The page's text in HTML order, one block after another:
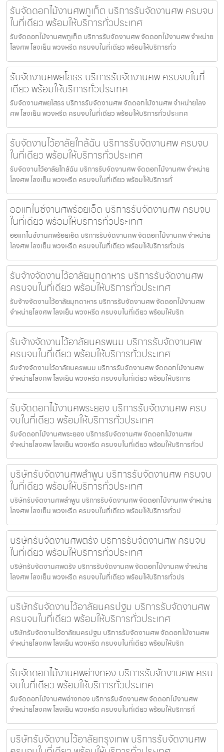
รับจัดดอกไม้งานศพภูเก็ต บริการรับจัดงานศพ ครบจบ
ในที่เดียว พร้อมให้บริการทั่วประเทศ
รับจัดดอกไม้งานศพภูเก็ต บริการรับจัดงานศพ จัดดอกไม้งานศพ จำหน่าย
โลงศพ โลงเย็น พวงหรีด ครบจบในที่เดียว พร้อมให้บริการทั่ว
รับจัดงานศพยโสธร บริการรับจัดงานศพ ครบจบในที่
เดียว พร้อมให้บริการทั่วประเทศ
รับจัดงานศพยโสธร บริการรับจัดงานศพ จัดดอกไม้งานศพ จำหน่ายโลง
ศพ โลงเย็น พวงหรีด ครบจบในที่เดียว พร้อมให้บริการทั่วประเทศ
รับจัดงานไว้อาลัยใกล้ฉัน บริการรับจัดงานศพ ครบจบ
ในที่เดียว พร้อมให้บริการทั่วประเทศ
รับจัดงานไว้อาลัยใกล้ฉัน บริการรับจัดงานศพ จัดดอกไม้งานศพ จำหน่าย
โลงศพ โลงเย็น พวงหรีด ครบจบในที่เดียว พร้อมให้บริการทั่
ออแกไนซ์งานศพร้อยเอ็ด บริการรับจัดงานศพ ครบจบ
ในที่เดียว พร้อมให้บริการทั่วประเทศ
ออแกไนซ์งานศพร้อยเอ็ด บริการรับจัดงานศพ จัดดอกไม้งานศพ จำหน่าย
โลงศพ โลงเย็น พวงหรีด ครบจบในที่เดียว พร้อมให้บริการทั่วปร
รับจ้างจัดงานไว้อาลัยมุกดาหาร บริการรับจัดงานศพ
ครบจบในที่เดียว พร้อมให้บริการทั่วประเทศ
รับจ้างจัดงานไว้อาลัยมุกดาหาร บริการรับจัดงานศพ จัดดอกไม้งานศพ
จำหน่ายโลงศพ โลงเย็น พวงหรีด ครบจบในที่เดียว พร้อมให้บริก
รับจ้างจัดงานไว้อาลัยนครพนม บริการรับจัดงานศพ
ครบจบในที่เดียว พร้อมให้บริการทั่วประเทศ
รับจ้างจัดงานไว้อาลัยนครพนม บริการรับจัดงานศพ จัดดอกไม้งานศพ
จำหน่ายโลงศพ โลงเย็น พวงหรีด ครบจบในที่เดียว พร้อมให้บริการ
รับจัดดอกไม้งานศพระยอง บริการรับจัดงานศพ ครบ
จบในที่เดียว พร้อมให้บริการทั่วประเทศ
รับจัดดอกไม้งานศพระยอง บริการรับจัดงานศพ จัดดอกไม้งานศพ
จำหน่ายโลงศพ โลงเย็น พวงหรีด ครบจบในที่เดียว พร้อมให้บริการทั่วป
บริษัทรับจัดงานศพลำพูน บริการรับจัดงานศพ ครบจบ
ในที่เดียว พร้อมให้บริการทั่วประเทศ
บริษัทรับจัดงานศพลำพูน บริการรับจัดงานศพ จัดดอกไม้งานศพ จำหน่าย
โลงศพ โลงเย็น พวงหรีด ครบจบในที่เดียว พร้อมให้บริการทั่วป
บริษัทรับจัดงานศพตรัง บริการรับจัดงานศพ ครบจบ
ในที่เดียว พร้อมให้บริการทั่วประเทศ
บริษัทรับจัดงานศพตรัง บริการรับจัดงานศพ จัดดอกไม้งานศพ จำหน่าย
โลงศพ โลงเย็น พวงหรีด ครบจบในที่เดียว พร้อมให้บริการทั่วปร
บริษัทรับจัดงานไว้อาลัยนครปฐม บริการรับจัดงานศพ
ครบจบในที่เดียว พร้อมให้บริการทั่วประเทศ
บริษัทรับจัดงานไว้อาลัยนครปฐม บริการรับจัดงานศพ จัดดอกไม้งานศพ
จำหน่ายโลงศพ โลงเย็น พวงหรีด ครบจบในที่เดียว พร้อมให้บริก
รับจัดดอกไม้งานศพอ่างทอง บริการรับจัดงานศพ ครบ
จบในที่เดียว พร้อมให้บริการทั่วประเทศ
รับจัดดอกไม้งานศพอ่างทอง บริการรับจัดงานศพ จัดดอกไม้งานศพ
จำหน่ายโลงศพ โลงเย็น พวงหรีด ครบจบในที่เดียว พร้อมให้บริการทั่
บริษัทรับจัดงานไว้อาลัยกรุงเทพ บริการรับจัดงานศพ